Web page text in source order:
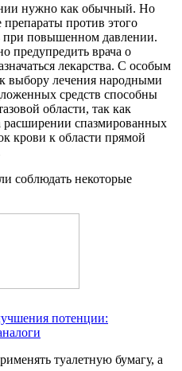
нужно как обычный. Но
против этого
при повышенном давлении.
предупредить врача о
лекарства. С особым
выбору лечения народными
средств способны
области, так как
расширении спазмированных
крови к области прямой
соблюдать некоторые
потенции:
туалетную бумагу, а